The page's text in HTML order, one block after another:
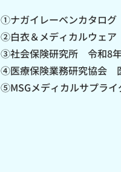
①ナガイレーベンカタロ
②白衣＆メディカルウェア
③社会保険研究所 令和8
④医療保険業務研究協会
⑤MSGメディカルサプラ